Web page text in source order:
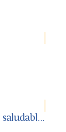
Promoción de hábitos saludables: Depende de ti